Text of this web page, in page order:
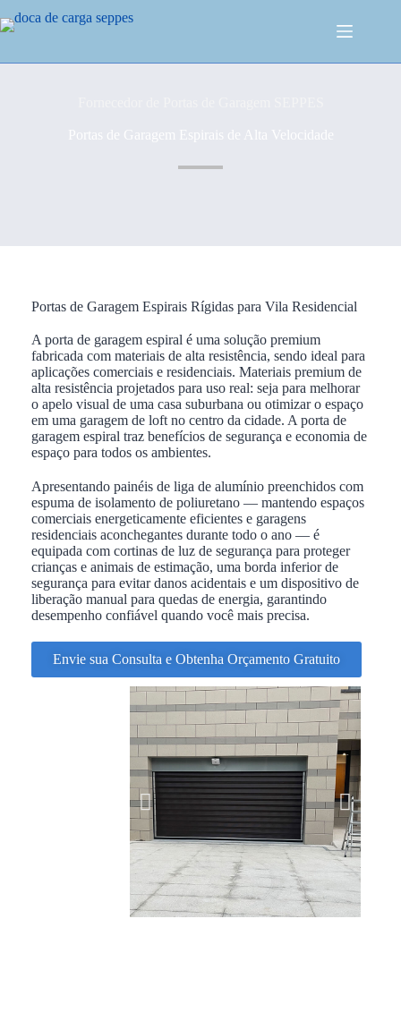
Portas de Garagem Espirais de Alta Velocidade
Portas de Garagem Espirais Rígidas para Vila Residencial
A porta de garagem espiral é uma solução premium
fabricada com materiais de alta resistência, sendo ideal para
aplicações comerciais e residenciais. Materiais premium de
alta resistência projetados para uso real: seja para melhorar
o apelo visual de uma casa suburbana ou otimizar o espaço
em uma garagem de loft no centro da cidade. A porta de
garagem espiral traz benefícios de segurança e economia de
espaço para todos os ambientes.
Apresentando painéis de liga de alumínio preenchidos com
espuma de isolamento de poliuretano — mantendo espaços
comerciais energeticamente eficientes e garagens
residenciais aconchegantes durante todo o ano — é
equipada com cortinas de luz de segurança para proteger
crianças e animais de estimação, uma borda inferior de
segurança para evitar danos acidentais e um dispositivo de
liberação manual para quedas de energia, garantindo
desempenho confiável quando você mais precisa.
Envie sua Consulta e Obtenha Orçamento Gratuito